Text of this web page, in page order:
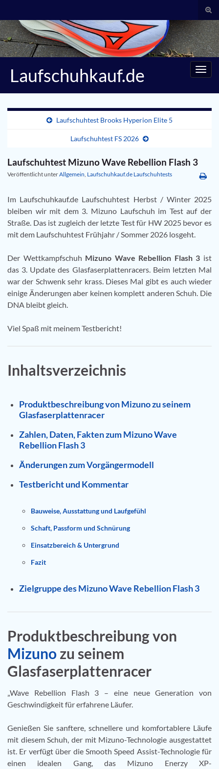
Search for:
Laufschuhkauf.de
Laufschuhtest Brooks Hyperion Elite 5
Laufschuhtest FS 2026
Laufschuhtest Mizuno Wave Rebellion Flash 3
Veröffentlicht unterAllgemein Laufschuhkauf.de Laufschuhtests
Im Laufschuhkauf.de Laufschuhtest Herbst / Winter 2025
bleiben wir mit dem 3. Mizuno Laufschuh im Test auf der
Straße. Das ist zugleich der letzte Test für HW 2025 bevor es
mit dem Laufschuhtest Frühjahr / Sommer 2026 losgeht.
Der Wettkampfschuh Mizuno Wave Rebellion Flash 3 ist
das 3. Update des Glasfaserplattenracers. Beim letzten Mal
war der Schwenk sehr krass. Dieses Mal gibt es auch wieder
einige Änderungen aber keinen komplett anderen Schuh. Die
DNA bleibt gleich.
Viel Spaß mit meinem Testbericht!
Inhaltsverzeichnis
Produktbeschreibung von Mizuno zu seinem
Glasfaserplattenracer
Zahlen, Daten, Fakten zum Mizuno Wave
Rebellion Flash 3
Änderungen zum Vorgängermodell
Testbericht und Kommentar
Bauweise, Ausstattung und Laufgefühl
Schaft, Passform und Schnürung
Einsatzbereich & Untergrund
Fazit
Zielgruppe des Mizuno Wave Rebellion Flash 3
Produktbeschreibung von
Mizunozu seinem
Glasfaserplattenracer
„Wave Rebellion Flash 3 – eine neue Generation von
Geschwindigkeit für erfahrene Läufer.
Genießen Sie sanftere, schnellere und komfortablere Läufe
mit diesem Schuh, der mit Mizuno-Technologie ausgestattet
ist. Er verfügt über die Smooth Speed Assist-Technologie für
einen idealen Gang, das Mizuno Enerzy XP-